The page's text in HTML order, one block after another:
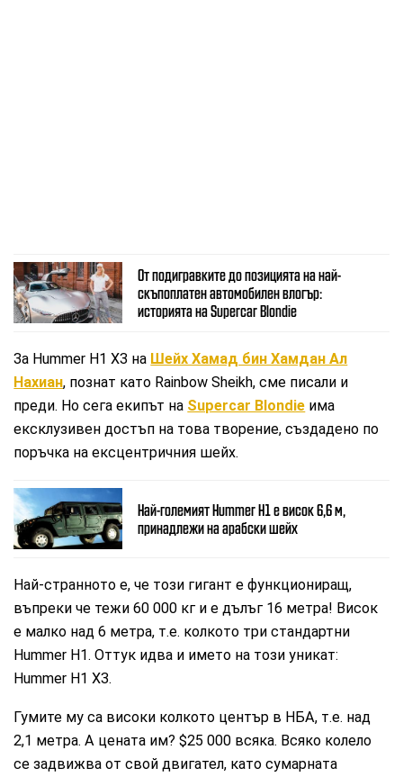
От подигравките до позицията на най-
скъпоплатен автомобилен влогър:
историята на Supercar Blondie
За Hummer Н1 Х3 на Шейх Хамад бин Хамдан Ал
Нахиан, познат като Rainbow Sheikh, сме писали и
преди. Но сега екипът на Supercar Blondie има
ексклузивен достъп на това творение, създадено по
поръчка на ексцентричния шейх.
Най-големият Hummer H1 e висок 6,6 м,
принадлежи на арабски шейх
Най-странното е, че този гигант е функциониращ,
въпреки че тежи 60 000 кг и е дълъг 16 метра! Висок
е малко над 6 метра, т.е. колкото три стандартни
Hummer H1. Оттук идва и името на този уникат:
Hummer H1 X3.
Гумите му са високи колкото център в НБА, т.е. над
2,1 метра. А цената им? $25 000 всяка. Всяко колело
се задвижва от свой двигател, като сумарната